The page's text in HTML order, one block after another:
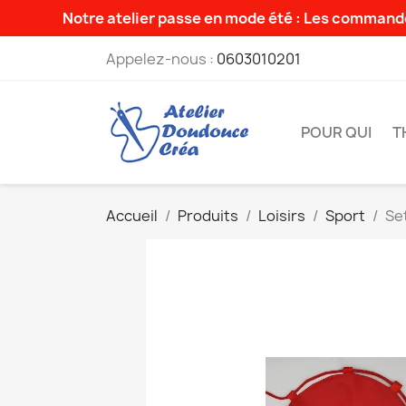
Notre atelier passe en mode été : Les
Appelez-nous : 0603010201
POUR QUI
Accueil Produits Loisirs Sport